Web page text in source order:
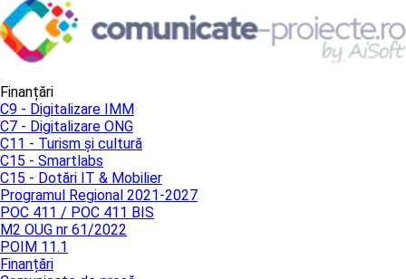
Finanțări
C9 - Digitalizare IMM
C7 - Digitalizare ONG
C11 - Turism și cultură
C15 - Smartlabs
C15 - Dotări IT & Mobilier
Programul Regional 2021-2027
POC 411 / POC 411 BIS
M2 OUG nr 61/2022
POIM 11.1
Finanțări